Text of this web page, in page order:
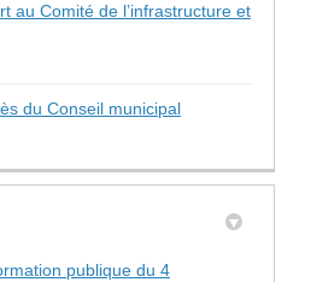
au Comité de l’infrastructure et
du Conseil municipal
publique du 4